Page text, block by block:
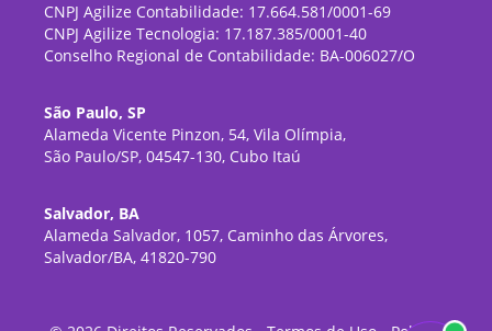
CNPJ Agilize Contabilidade: 17.664.581/0001-69
CNPJ Agilize Tecnologia: 17.187.385/0001-40
Conselho Regional de Contabilidade: BA-006027/O
São Paulo, SP
Alameda Vicente Pinzon, 54, Vila Olímpia,
São Paulo/SP, 04547-130, Cubo Itaú
Salvador, BA
Alameda Salvador, 1057, Caminho das Árvores,
Salvador/BA, 41820-790